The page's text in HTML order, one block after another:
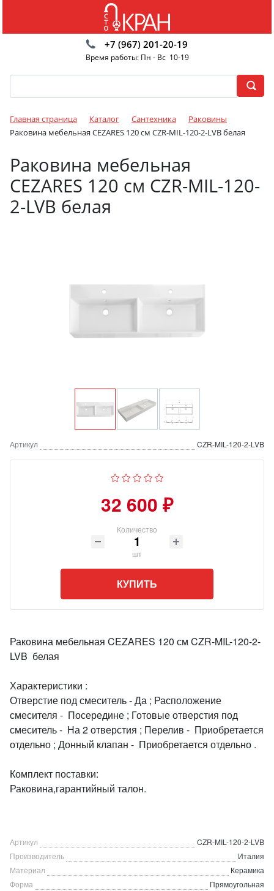
+7 (967) 201-20-19
Время работы: Пн - Вс 10-19
Главная страница Каталог Сантехника
Раковины
Раковина мебельная CEZARES 120 см CZR-MIL-120-2-LVB белая
Раковина мебельная
CEZARES 120 см CZR-MIL-120-
2-LVB белая
Артикул CZR-MIL-120-2-LVB
32 600 ₽
Количество
шт
КУПИТЬ
Раковина мебельная CEZARES 120 см CZR-MIL-120-2-
LVB белая
Характеристики :
Отверстие под смеситель - Да ; Расположение
смесителя - Посередине ; Готовые отверстия под
смеситель - На 2 отверстия ; Перелив - Приобретается
отдельно ; Донный клапан - Приобретается отдельно .
Комплект поставки:
Раковина,гарантийный талон.
Артикул
CZR-MIL-120-2-LVB
Производитель
Италия
Материал
Керамика
Форма
Прямоугольная